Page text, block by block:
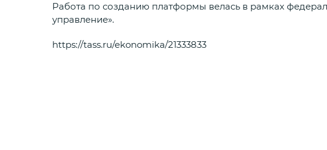
Работа по созданию платформы велась в рамках
управление».
https://tass.ru/ekonomika/21333833